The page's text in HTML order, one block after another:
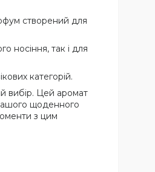
створений для
носіння, так і для
категорій.
вибір. Цей аромат
щоденного
з цим